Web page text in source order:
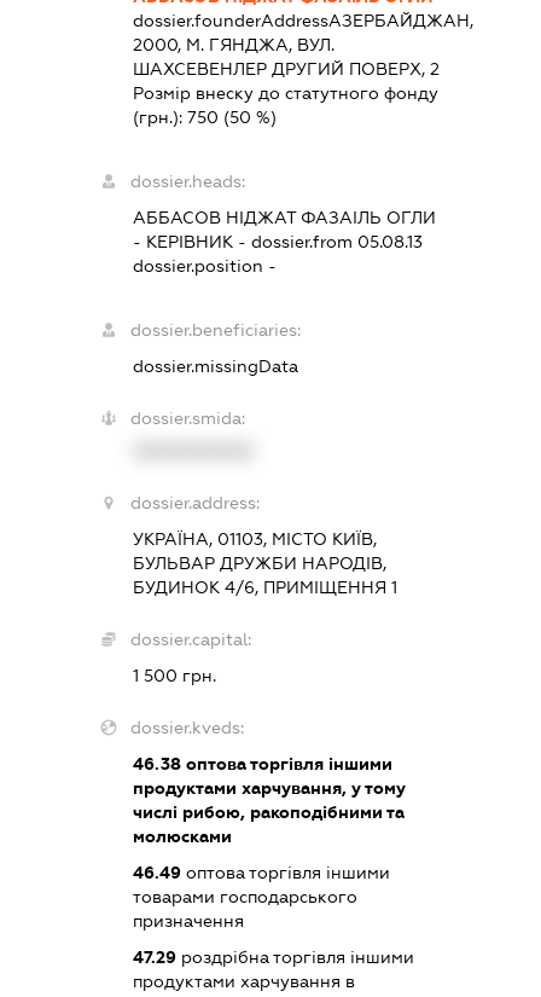
dossier.founderAddressАЗЕРБАЙДЖАН,
2000, М. ГЯНДЖА, ВУЛ.
ШАХСЕВЕНЛЕР ДРУГИЙ ПОВЕРХ, 2
Розмір внеску до статутного фонду
(грн.): 750 (50 %)
dossier.heads:
АББАСОВ НІДЖАТ ФАЗАІЛЬ ОГЛИ
- КЕРІВНИК - dossier.from 05.08.13
dossier.position -
dossier.beneficiaries:
dossier.missingData
dossier.smida:
dossier.address:
УКРАЇНА, 01103, МІСТО КИЇВ,
БУЛЬВАР ДРУЖБИ НАРОДІВ,
БУДИНОК 4/6, ПРИМІЩЕННЯ 1
dossier.capital:
1 500 грн.
dossier.kveds:
46.38оптова торгівля іншими
продуктами харчування, у тому
числі рибою, ракоподібними та
молюсками
46.49оптова торгівля іншими
товарами господарського
призначення
47.29роздрібна торгівля іншими
продуктами харчування в